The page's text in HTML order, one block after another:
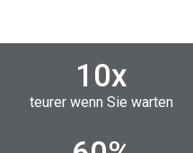
10x
teurer wenn Sie warten